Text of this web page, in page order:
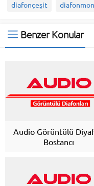
diafonçeşit
Benzer Konular
Audio Görüntülü
Bostancı